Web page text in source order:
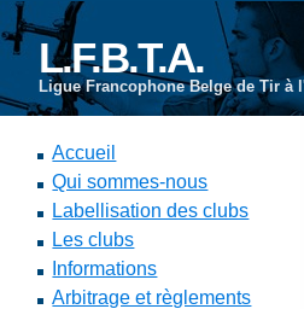
L.F.B.T.A.
Ligue Francophone Belge de Tir à
Accueil
Qui sommes-nous
Labellisation des clubs
Les clubs
Informations
Arbitrage et règlements